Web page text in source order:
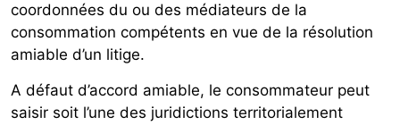
coordonnées du ou des médiateurs de la
consommation compétents en vue de la résolution
amiable d’un litige.
A défaut d’accord amiable, le consommateur peut
saisir soit l’une des juridictions territorialement